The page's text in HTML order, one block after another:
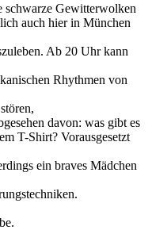
schwarze Gewitterwolken
auch hier in München
Ab 20 Uhr kann
Rhythmen von
davon: was gibt es
T-Shirt? Vorausgesetzt
ein braves Mädchen